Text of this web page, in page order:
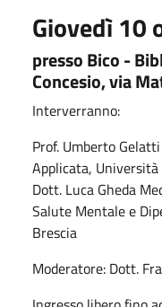
Giovedì 10
presso Bico -
Concesio, via
Interverranno:
Prof. Umberto
Applicata,
Dott. Luca Gheda
Salute Mentale e
Brescia
Moderatore: Dott.